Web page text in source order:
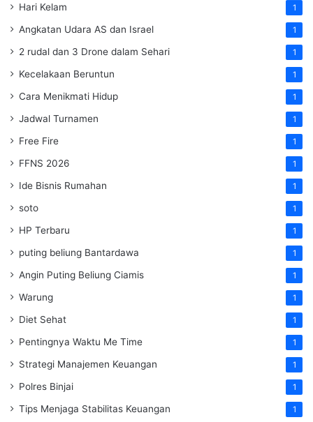
Hari Kelam 1
Angkatan Udara AS dan Israel 1
2 rudal dan 3 Drone dalam Sehari 1
Kecelakaan Beruntun 1
Cara Menikmati Hidup 1
Jadwal Turnamen 1
Free Fire 1
FFNS 2026 1
Ide Bisnis Rumahan 1
soto 1
HP Terbaru 1
puting beliung Bantardawa 1
Angin Puting Beliung Ciamis 1
Warung 1
Diet Sehat 1
Pentingnya Waktu Me Time 1
Strategi Manajemen Keuangan 1
Polres Binjai 1
Tips Menjaga Stabilitas Keuangan 1